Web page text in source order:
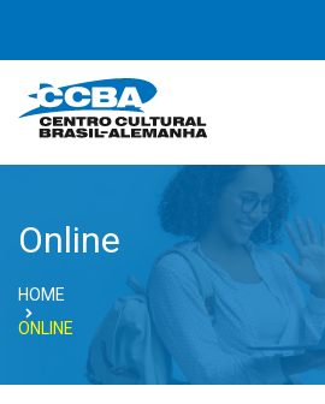
Online
HOME
ONLINE